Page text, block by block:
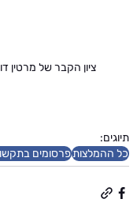
ציון הקבר של מרטין
תיוגים:
כל ההמלצותפרסומים